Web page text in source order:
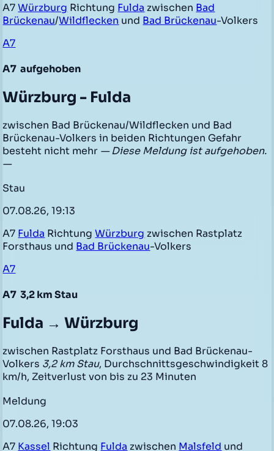
A7Würzburg Richtung Fulda zwischen Bad
Brückenau/Wildflecken und Bad Brückenau-Volkers
A7
A7 aufgehoben
Würzburg - Fulda
zwischen Bad Brückenau/Wildflecken und Bad
Brückenau-Volkers in beiden Richtungen Gefahr
besteht nicht mehr — Diese Meldung ist aufgehoben.
—
Stau
07.08.26, 19:13
A7 Fulda RichtungWürzburg zwischen Rastplatz
Forsthaus und Bad Brückenau-Volkers
A7
A7 3,2 km Stau
Fulda → Würzburg
zwischen Rastplatz Forsthaus und Bad Brückenau-
Volkers 3,2 km Stau, Durchschnittsgeschwindigkeit 8
km/h, Zeitverlust von bis zu 23 Minuten
Meldung
07.08.26, 19:03
A7 Kassel Richtung Fulda zwischen Malsfeld und